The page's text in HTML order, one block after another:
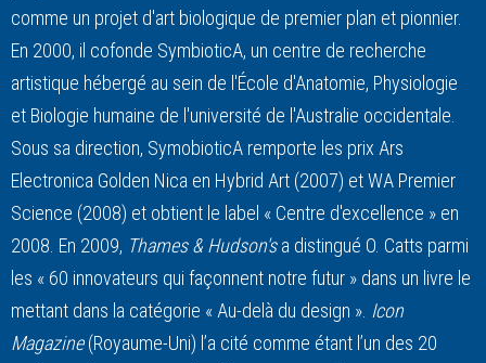
comme un projet d'art biologique de premier plan et pionnier.
En 2000, il cofonde SymbioticA, un centre de recherche
artistique hébergé au sein de l'École d'Anatomie, Physiologie
et Biologie humaine de l'université de l'Australie occidentale.
Sous sa direction, SymobioticA remporte les prix Ars
Electronica Golden Nica en Hybrid Art (2007) et WA Premier
Science (2008) et obtient le label « Centre d'excellence » en
2008. En 2009, Thames & Hudson'sa distingué O. Catts parmi
les « 60 innovateurs qui façonnent notre futur » dans un livre le
mettant dans la catégorie « Au-delà du design ». Icon
Magazine(Royaume-Uni) l’a cité comme étant l’un des 20